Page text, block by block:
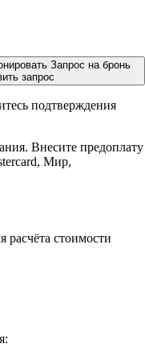
Запрос на бронь
запрос
подтверждения
Внесите предоплату
Мир,
расчёта стоимости